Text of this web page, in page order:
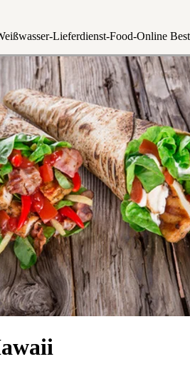
Lieferdienst-Food-Online